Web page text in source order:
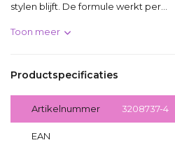
stylen blijft. De formule werkt per...
Toon meer
Productspecificaties
Artikelnummer 3208737-4
EAN